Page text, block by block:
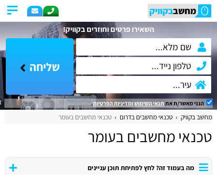
השאירו פרטים וחוזרים בקוויק!
שליחה
הנני מאשר/ת את תנאי השימושומדיניות הפרטיות.
מחשב בקוויק טכנאי מחשבים בדרום טכנאי מחשבים בעומר
טכנאי מחשבים בעומר
מה בעמוד זה? לחץ לפתיחת תוכן עניינים